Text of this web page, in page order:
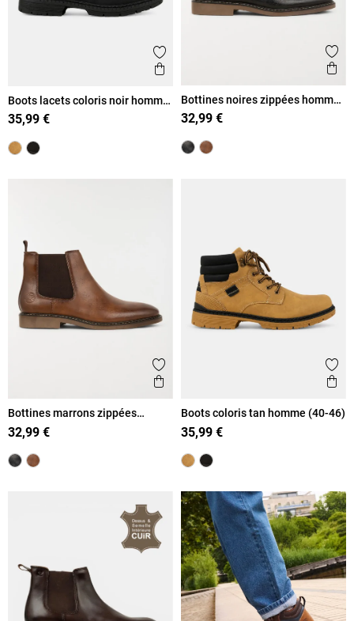
Ajouter aux favoris
Aperçu rapide
Boots lacets coloris noir homme
(41-46)
35,99 €
Bottines noires zippées homme
(40-46)
32,99 €
Ajouter aux favoris
Aperçu rapide
Bottines marrons zippées
homme (40-46)
32,99 €
Boots coloris tan homme (40-46)
35,99 €